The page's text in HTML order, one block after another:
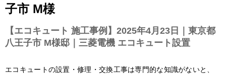
子市 M様
【エコキュート 施工事例】2025年4月23日｜東京都
八王子市 M様邸｜三菱電機 エコキュート設置
エコキュートの設置・修理・交換工事は専門的な知識がないと、